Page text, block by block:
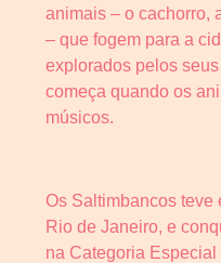
animais – o cachorro,
– que fogem para a
explorados pelos
começa quando os
músicos.
Os Saltimbancos teve
Rio de Janeiro, e
na Categoria